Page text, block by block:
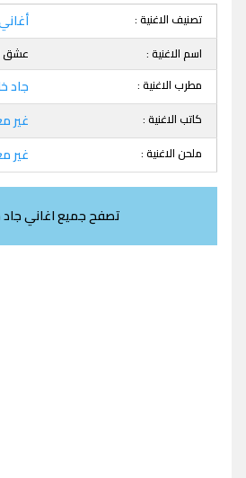
تصنيف الاغنية :
اسم الاغنية :
عشق
مطرب الاغنية :
جاد
كاتب الاغنية : غير
ملحن الاغنية : غير
تصفح جميع اغاني جاد